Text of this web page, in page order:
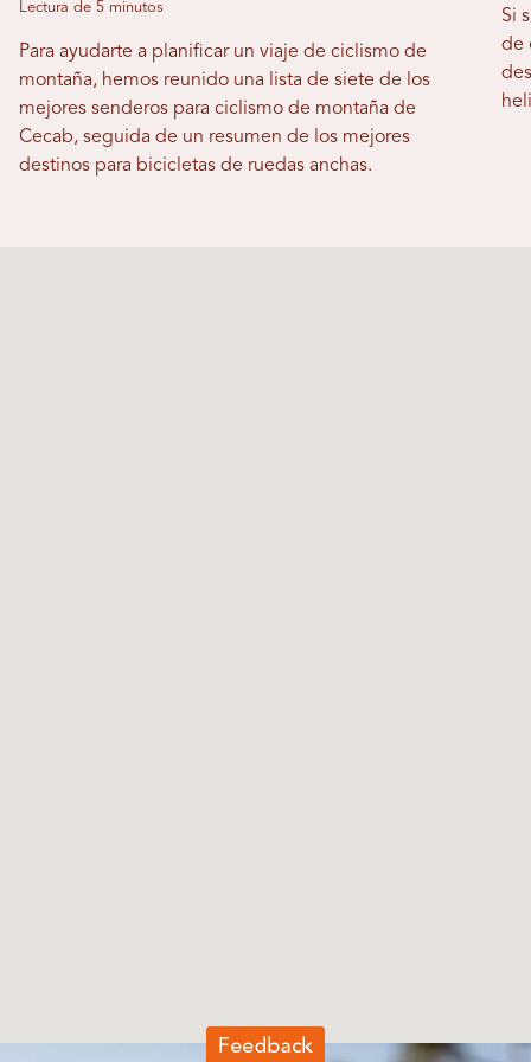
Lectura de 5 minutos
Para ayudarte a planificar un viaje de ciclismo de
montaña, hemos reunido una lista de siete de los
mejores senderos para ciclismo de montaña de
Cecab, seguida de un resumen de los mejores
destinos para bicicletas de ruedas anchas.
Si
de